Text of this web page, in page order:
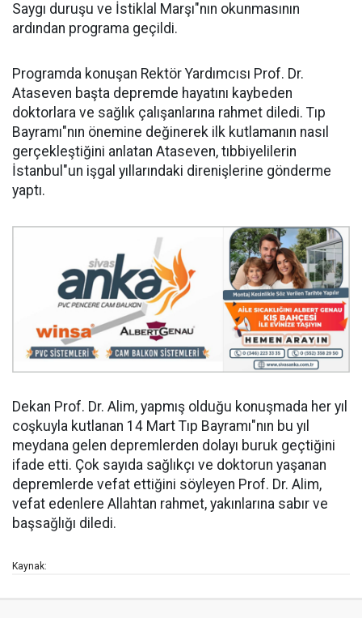
Saygı duruşu ve İstiklal Marşı"nın okunmasının
ardından programa geçildi.
Programda konuşan Rektör Yardımcısı Prof. Dr.
Ataseven başta depremde hayatını kaybeden
doktorlara ve sağlık çalışanlarına rahmet diledi. Tıp
Bayramı"nın önemine değinerek ilk kutlamanın nasıl
gerçekleştiğini anlatan Ataseven, tıbbiyelilerin
İstanbul"un işgal yıllarındaki direnişlerine gönderme
yaptı.
Dekan Prof. Dr. Alim, yapmış olduğu konuşmada her yıl
coşkuyla kutlanan 14 Mart Tıp Bayramı"nın bu yıl
meydana gelen depremlerden dolayı buruk geçtiğini
ifade etti. Çok sayıda sağlıkçı ve doktorun yaşanan
depremlerde vefat ettiğini söyleyen Prof. Dr. Alim,
vefat edenlere Allahtan rahmet, yakınlarına sabır ve
başsağlığı diledi.
Kaynak: